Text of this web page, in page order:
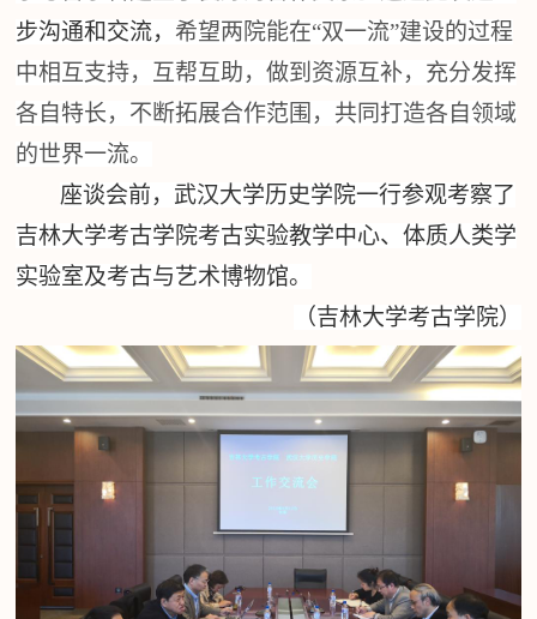
步沟通和交流， 希望两院能在“双一流”建设的过程
中相互支持，互帮互助，做到资源互补，充分发挥
各自特长，不断拓展合作范围，共同打造各自领域
的世界一流。
座谈会前，武汉大学历史学院一行参观考察了
吉林大学考古学院考古实验教学中心、体质人类学
实验室及考古与艺术博物馆。
（吉林大学考古学院）